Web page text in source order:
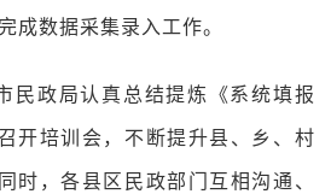
成数据采集录入工作。
民政局认真总结提炼《系统填报
开培训会，不断提升县、乡、村
时，各县区民政部门互相沟通、